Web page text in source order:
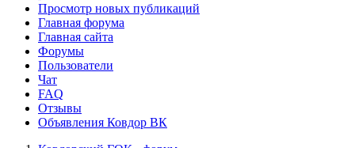
Просмотр новых публикаций
Главная форума
Главная сайта
Форумы
Пользователи
Чат
FAQ
Отзывы
Объявления Ковдор ВК